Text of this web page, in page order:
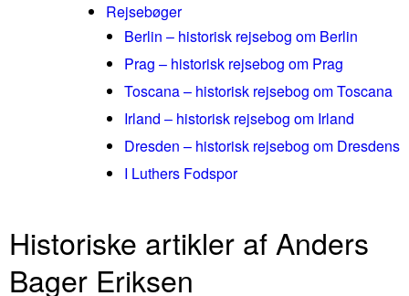
Rejsebøger
Berlin – historisk rejsebog om Berlin
Prag – historisk rejsebog om Prag
Toscana – historisk rejsebog om Toscana
Irland – historisk rejsebog om Irland
Dresden – historisk rejsebog om Dresdens
I Luthers Fodspor
Historiske artikler af Anders
Bager Eriksen